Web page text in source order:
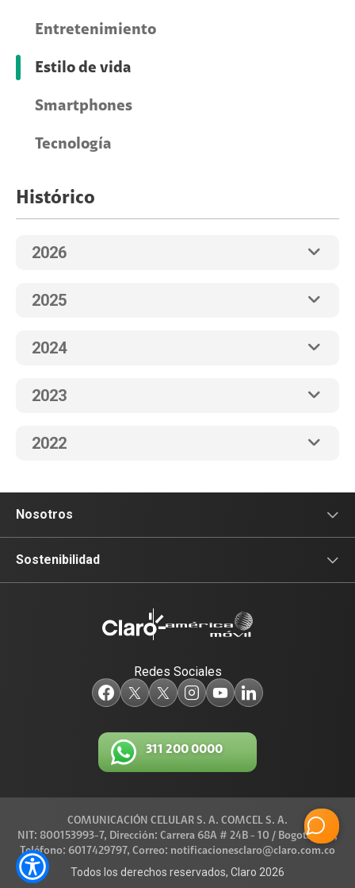
Entretenimiento
Estilo de vida
Smartphones
Tecnología
Histórico
2026
2025
2024
2023
2022
Nosotros
Sala de prensa
Legal y regulatorio
Código de Ética América Móvil
Sostenibilidad
Red de Voluntarios
Diversidad, Equidad e Inclusión
Conexiones
Redes Sociales
311 200 0000
COMUNICACIÓN CELULAR S. A. COMCEL S. A.
NIT: 800153993-7, Dirección: Carrera 68A # 24B - 10 / Bogotá D.C.,
Teléfono: 6017429797, Correo: notificacionesclaro@claro.com.co
Todos los derechos reservados, Claro 2026